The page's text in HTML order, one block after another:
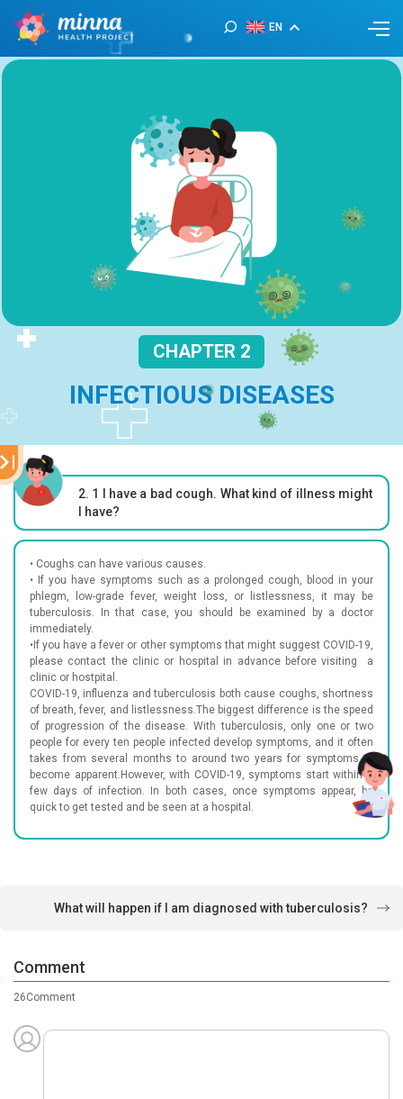
EN
CHAPTER 2
INFECTIOUS DISEASES
2. 1
I have a bad cough. What kind of illness might
I have?
• Coughs can have various causes.
• If you have symptoms such as a prolonged cough, blood in your
phlegm, low-grade fever, weight loss, or listlessness, it may be
tuberculosis. In that case, you should be examined by a doctor
immediately.
•If you have a fever or other symptoms that might suggest COVID-19,
please contact the clinic or hospital in advance before visiting a
clinic or hostpital.
COVID-19, influenza and tuberculosis both cause coughs, shortness
of breath, fever, and listlessness.The biggest difference is the speed
of progression of the disease. With tuberculosis, only one or two
people for every ten people infected develop symptoms, and it often
takes from several months to around two years for symptoms to
become apparent.However, with COVID-19, symptoms start within a
few days of infection. In both cases, once symptoms appear, be
quick to get tested and be seen at a hospital.
What will happen if I am diagnosed with tuberculosis?
26Comment
Comment